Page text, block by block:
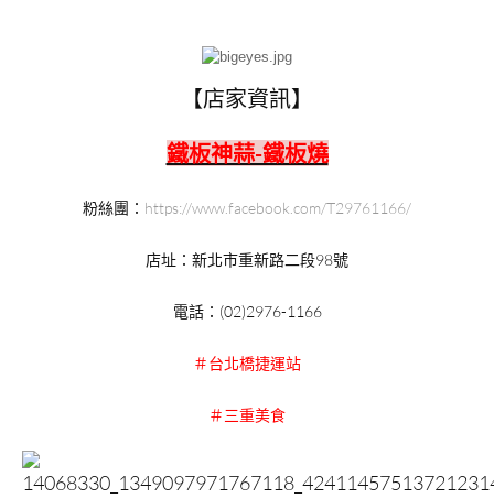
【店家資訊】
鐵板神蒜-鐵板燒
粉絲團： https://www.facebook.com/T29761166/
店址：新北市重新路二段98號
電話：(02)2976-1166
＃台北橋捷運站
＃三重美食